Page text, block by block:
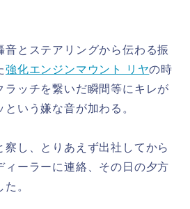
音とステアリングから伝わる振
強化エンジンマウント リヤの時
ラッチを繋いだ瞬間等にキレが
いう嫌な音が加わる。
察し、とりあえず出社してから
ィーラーに連絡、その日の夕方
。